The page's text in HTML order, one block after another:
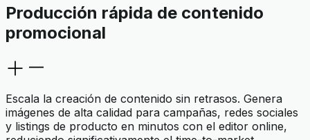
Producción rápida de contenido
promocional
Escala la creación de contenido sin retrasos. Genera
imágenes de alta calidad para campañas, redes sociales
y listings de producto en minutos con el editor online,